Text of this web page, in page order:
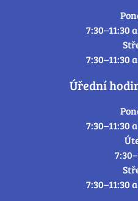
7:30–11:30
7:30–11:30
Úřední
7:30–11:30
7:30–11:30